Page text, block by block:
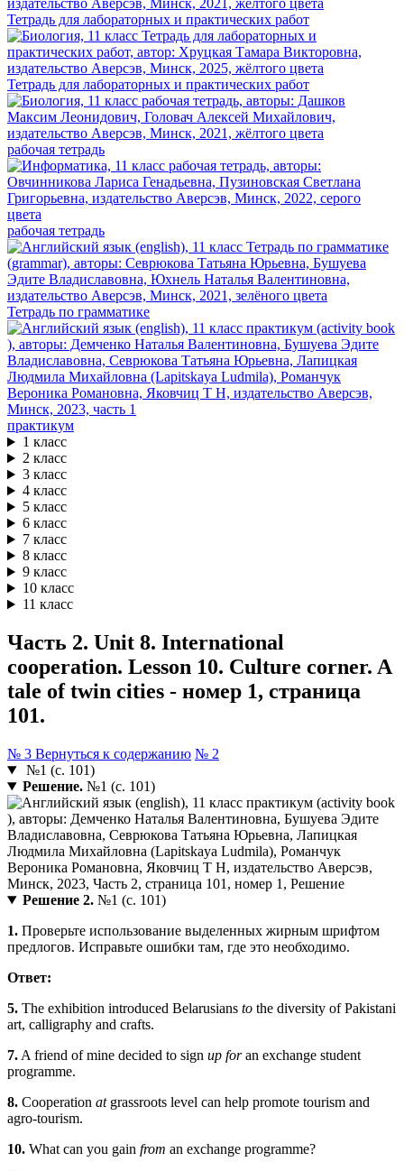
Тетрадь для лабораторных и практических работ
Тетрадь для лабораторных и практических работ
рабочая тетрадь
рабочая тетрадь
Тетрадь по грамматике
практикум
1 класс
2 класс
3 класс
4 класс
5 класс
6 класс
7 класс
8 класс
9 класс
10 класс
11 класс
Часть 2. Unit 8. International
cooperation. Lesson 10. Culture corner. A
tale of twin cities - номер 1, страница
101.
№ 3 Вернуться к содержанию № 2
№1 (с. 101)
Решение.№1 (с. 101)
Решение 2.№1 (с. 101)
1. Проверьте использование выделенных жирным шрифтом
предлогов. Исправьте ошибки там, где это необходимо.
Ответ:
5. The exhibition introduced Belarusians to the diversity of Pakistani
art, calligraphy and crafts.
7. A friend of mine decided to sign up foran exchange student
programme.
8. Cooperation atgrassroots level can help promote tourism and
agro-tourism.
10. What can you gain from an exchange programme?